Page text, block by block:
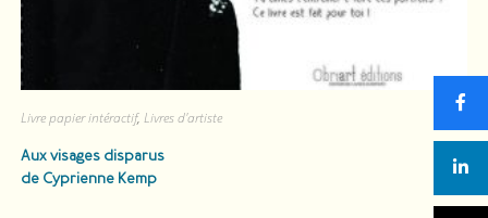
Livre papier intéractif, Livres d'artiste
Aux visages disparus
de Cyprienne Kemp